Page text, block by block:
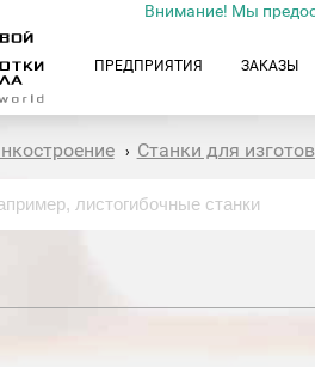
Внимание! Мы
ПРЕДПРИЯТИЯ ЗАКАЗЫ
› Станки для